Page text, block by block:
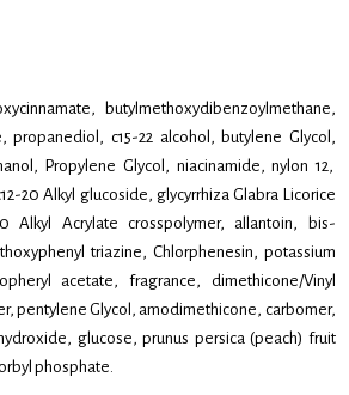
butylmethoxydibenzoylmethane,
propanediol, c15-22 alcohol, butylene Glycol,
Propylene Glycol, niacinamide, nylon 12,
20 Alkyl glucoside, glycyrrhiza Glabra Licorice
Alkyl Acrylate crosspolymer, allantoin, bis-
triazine, Chlorphenesin, potassium
acetate, fragrance, dimethicone/Vinyl
pentylene Glycol, amodimethicone, carbomer,
glucose, prunus persica (peach) fruit
phosphate.